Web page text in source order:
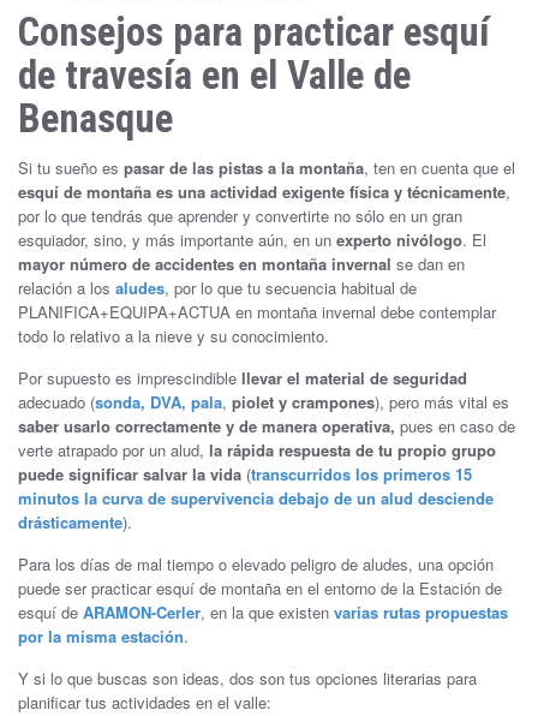
Consejos para practicar esquí
de travesía en el Valle de
Benasque
Si tu sueño es pasar de las pistas a la montaña, ten en cuenta que el
esquí de montaña es una actividad exigente física y técnicamente,
por lo que tendrás que aprender y convertirte no sólo en un gran
esquiador, sino, y más importante aún, en un experto nivólogo. El
mayor número de accidentes en montaña invernal se dan en
relación a los aludes, por lo que tu secuencia habitual de
PLANIFICA+EQUIPA+ACTUA en montaña invernal debe contemplar
todo lo relativo a la nieve y su conocimiento.
Por supuesto es imprescindible llevar el material de seguridad
adecuado (sonda, DVA, pala, piolet y crampones), pero más vital es
saber usarlo correctamente y de manera operativa, pues en caso de
verte atrapado por un alud, la rápida respuesta de tu propio grupo
puede significar salvar la vida (transcurridos los primeros 15
minutos la curva de supervivencia debajo de un alud desciende
drásticamente).
Para los días de mal tiempo o elevado peligro de aludes, una opción
puede ser practicar esquí de montaña en el entorno de la Estación de
esquí de ARAMON-Cerler, en la que existen varias rutas propuestas
por la misma estación.
Y si lo que buscas son ideas, dos son tus opciones literarias para
planificar tus actividades en el valle: